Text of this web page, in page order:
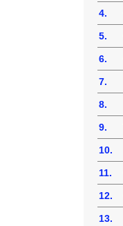
4.
5.
6.
7.
8.
9.
10.
11.
12.
13.